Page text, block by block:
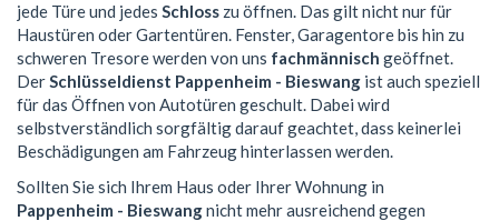
jede Türe und jedes Schloss zu öffnen. Das gilt nicht nur für
Haustüren oder Gartentüren. Fenster, Garagentore bis hin zu
schweren Tresore werden von uns fachmännisch geöffnet.
DerSchlüsseldienst Pappenheim - Bieswang ist auch speziell
für das Öffnen von Autotüren geschult. Dabei wird
selbstverständlich sorgfältig darauf geachtet, dass keinerlei
Beschädigungen am Fahrzeug hinterlassen werden.
Sollten Sie sich Ihrem Haus oder Ihrer Wohnung in
Pappenheim - Bieswangnicht mehr ausreichend gegen